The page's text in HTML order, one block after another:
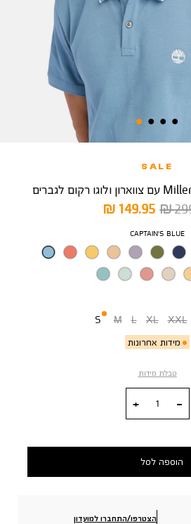
SALE
מחיר
מוצר
149.95 ₪
צבע
CAPTAIN'S BLUE
S
מידות אחרונות
M L XL XXL
טבלת מידות
הוספה לסל
הצטרפו/התחברו למועדון